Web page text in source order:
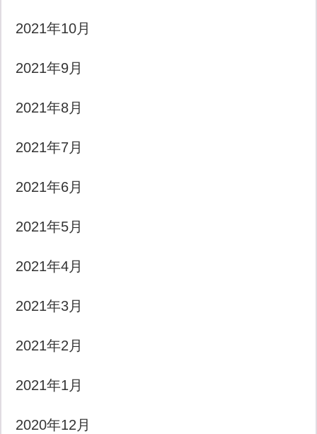
2021年10月
2021年9月
2021年8月
2021年7月
2021年6月
2021年5月
2021年4月
2021年3月
2021年2月
2021年1月
2020年12月